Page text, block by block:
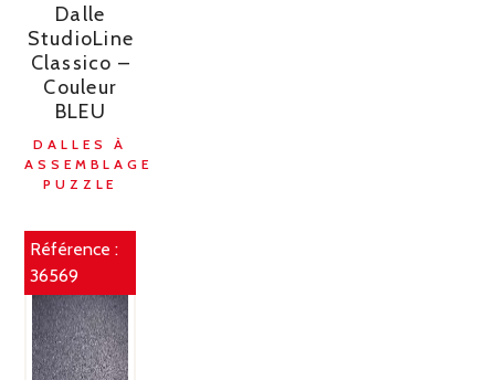
Dalle
StudioLine
Classico –
Couleur
BLEU
DALLES À
ASSEMBLAGE
PUZZLE
Référence :
36569